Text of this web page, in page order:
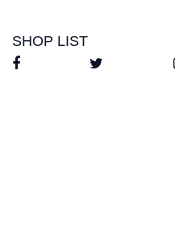
SHOP LIST